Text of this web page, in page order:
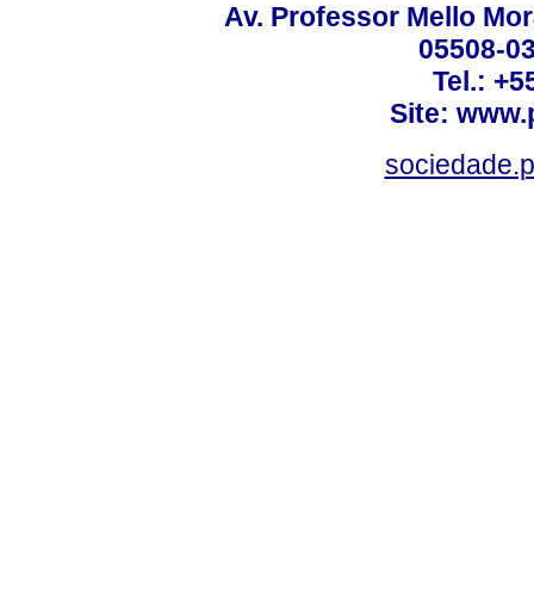
Av. Professor Mello
05508-
Tel.:
Site: